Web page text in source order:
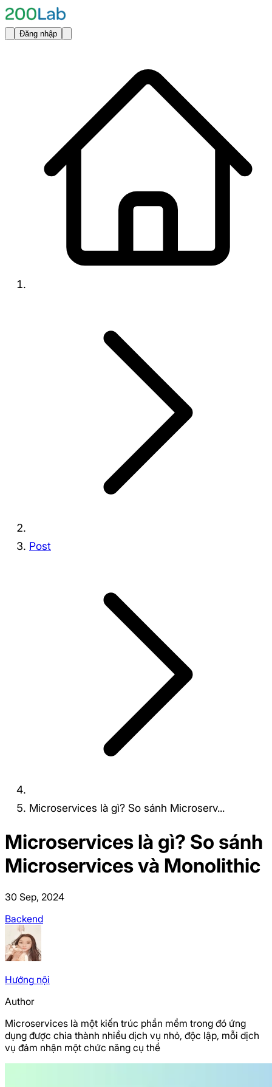
Đăng nhập
Post
Microservices là gì? So sánh Microserv...
Microservices là gì? So sánh
Microservices và Monolithic
30 Sep, 2024
Backend
Hướng nội
Author
Microservices là một kiến trúc phần mềm trong đó ứng
dụng được chia thành nhiều dịch vụ nhỏ, độc lập, mỗi dịch
vụ đảm nhận một chức năng cụ thể